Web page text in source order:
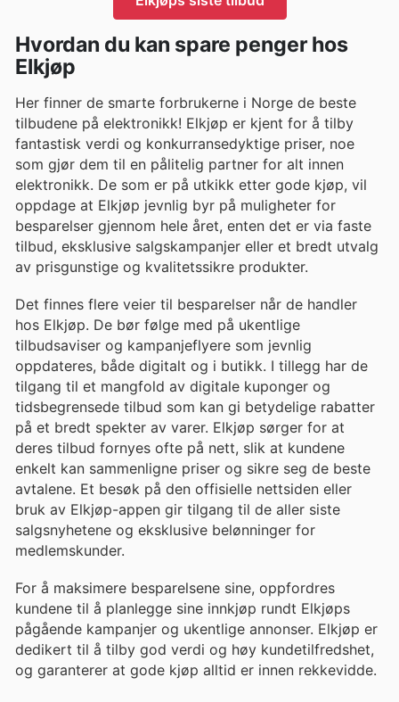
Hvordan du kan spare penger hos
Elkjøp
Her finner de smarte forbrukerne i Norge de beste
tilbudene på elektronikk! Elkjøp er kjent for å tilby
fantastisk verdi og konkurransedyktige priser, noe
som gjør dem til en pålitelig partner for alt innen
elektronikk. De som er på utkikk etter gode kjøp, vil
oppdage at Elkjøp jevnlig byr på muligheter for
besparelser gjennom hele året, enten det er via faste
tilbud, eksklusive salgskampanjer eller et bredt utvalg
av prisgunstige og kvalitetssikre produkter.
Det finnes flere veier til besparelser når de handler
hos Elkjøp. De bør følge med på ukentlige
tilbudsaviser og kampanjeflyere som jevnlig
oppdateres, både digitalt og i butikk. I tillegg har de
tilgang til et mangfold av digitale kuponger og
tidsbegrensede tilbud som kan gi betydelige rabatter
på et bredt spekter av varer. Elkjøp sørger for at
deres tilbud fornyes ofte på nett, slik at kundene
enkelt kan sammenligne priser og sikre seg de beste
avtalene. Et besøk på den offisielle nettsiden eller
bruk av Elkjøp-appen gir tilgang til de aller siste
salgsnyhetene og eksklusive belønninger for
medlemskunder.
For å maksimere besparelsene sine, oppfordres
kundene til å planlegge sine innkjøp rundt Elkjøps
pågående kampanjer og ukentlige annonser. Elkjøp er
dedikert til å tilby god verdi og høy kundetilfredshet,
og garanterer at gode kjøp alltid er innen rekkevidde.